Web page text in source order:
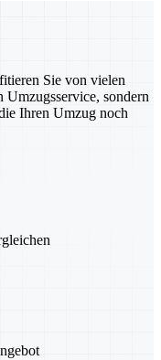
Sie von vielen
sondern
Ihren Umzug noch